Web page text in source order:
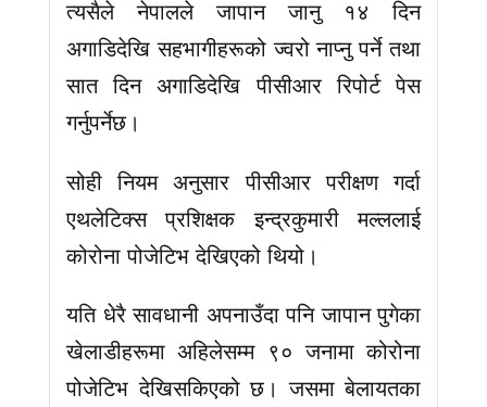
त्यसैले नेपालले जापान जानु १४ दिन
अगाडिदेखि सहभागीहरूको ज्वरो नाप्नु पर्ने तथा
सात दिन अगाडिदेखि पीसीआर रिपोर्ट पेस
गर्नुपर्नेछ।
सोही नियम अनुसार पीसीआर परीक्षण गर्दा
एथलेटिक्स प्रशिक्षक इन्द्रकुमारी मल्ललाई
कोरोना पोजेटिभ देखिएको थियो।
यति धेरै सावधानी अपनाउँदा पनि जापान पुगेका
खेलाडीहरूमा अहिलेसम्म ९० जनामा कोरोना
पोजेटिभ देखिसकिएको छ। जसमा बेलायतका